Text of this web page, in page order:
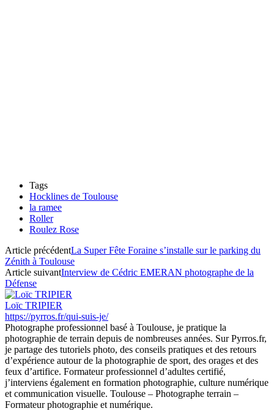
Tags
Hocklines de Toulouse
la ramee
Roller
Roulez Rose
Article précédentLa Super Fête Foraine s’installe sur le parking du
Zénith à Toulouse
Article suivantInterview de Cédric EMERAN photographe de la
Défense
Loïc TRIPIER
https://pyrros.fr/qui-suis-je/
Photographe professionnel basé à Toulouse, je pratique la
photographie de terrain depuis de nombreuses années. Sur Pyrros.fr,
je partage des tutoriels photo, des conseils pratiques et des retours
d’expérience autour de la photographie de sport, des orages et des
feux d’artifice. Formateur professionnel d’adultes certifié,
j’interviens également en formation photographie, culture numérique
et communication visuelle. Toulouse – Photographe terrain –
Formateur photographie et numérique.